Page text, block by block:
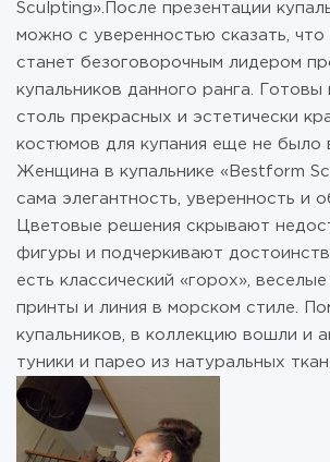
Sculpting».После презентации
можно с уверенностью сказать, что
станет безоговорочным лидером
купальников данного ранга. Готовы
столь прекрасных и эстетически
костюмов для купания еще не было
Женщина в купальнике «Bestform
сама элегантность, уверенность и
Цветовые решения скрывают
фигуры и подчеркивают
есть классический «горох»,
принты и линия в морском стиле.
купальников, в коллекцию вошли и
туники и парео из натуральных